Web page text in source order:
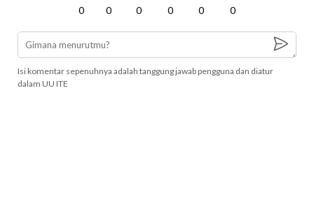
0 0 0 0 0 0
Isi komentar sepenuhnya adalah tanggung jawab pengguna dan diatur
dalam UU ITE